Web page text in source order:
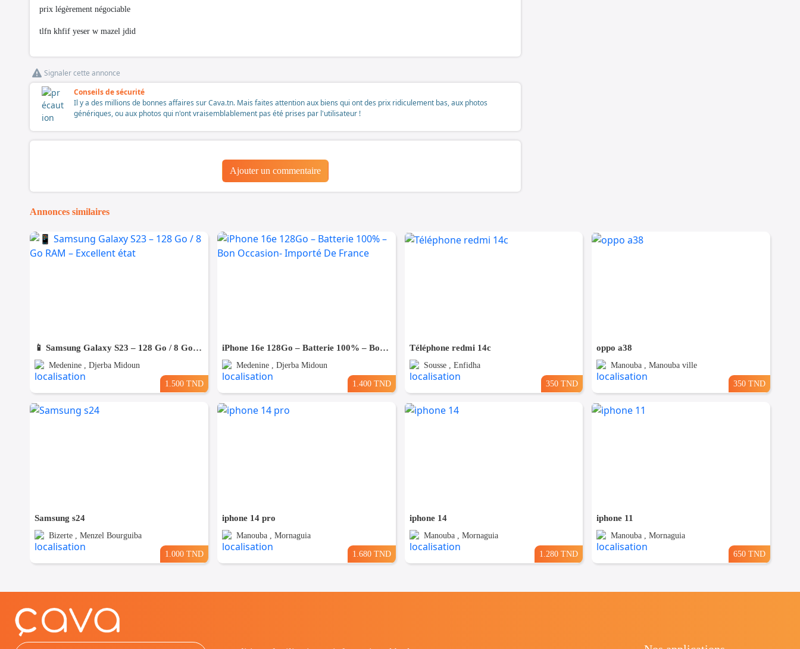
prix légèrement négociable
tlfn khfif yeser w mazel jdid
Signaler cette annonce
Conseils de sécurité
Il y a des millions de bonnes affaires sur Cava.tn. Mais faites attention aux biens qui ont des prix ridiculement bas, aux photos
génériques, ou aux photos qui n'ont vraisemblablement pas été prises par l'utilisateur !
Ajouter un commentaire
Annonces similaires
📱 Samsung Galaxy S23 – 128 Go / 8 Go RAM – Excellent état
Medenine , Djerba Midoun
1.500 TND
iPhone 16e 128Go – Batterie 100% – Bon Occasion- Importé De France
Medenine , Djerba Midoun
1.400 TND
Téléphone redmi 14c
Sousse , Enfidha
350 TND
oppo a38
Manouba , Manouba ville
350 TND
Samsung s24
Bizerte , Menzel Bourguiba
1.000 TND
iphone 14 pro
Manouba , Mornaguia
1.680 TND
iphone 14
Manouba , Mornaguia
1.280 TND
iphone 11
Manouba , Mornaguia
650 TND